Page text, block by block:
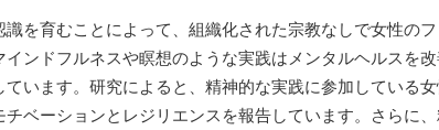
を育むことによって、組織化された宗教なしで女性の
ンドフルネスや瞑想のような実践はメンタルヘルスを
います。研究によると、精神的な実践に参加している
ベーションとレジリエンスを報告しています。さらに